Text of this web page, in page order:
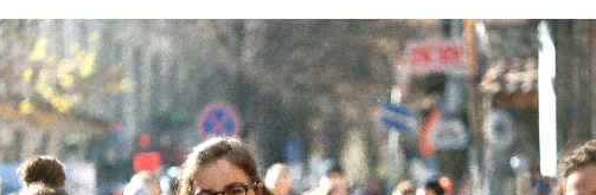
L’IA dans tous ses
états
Com’Inside
News du Campus
Entreprises du
Mediacampus